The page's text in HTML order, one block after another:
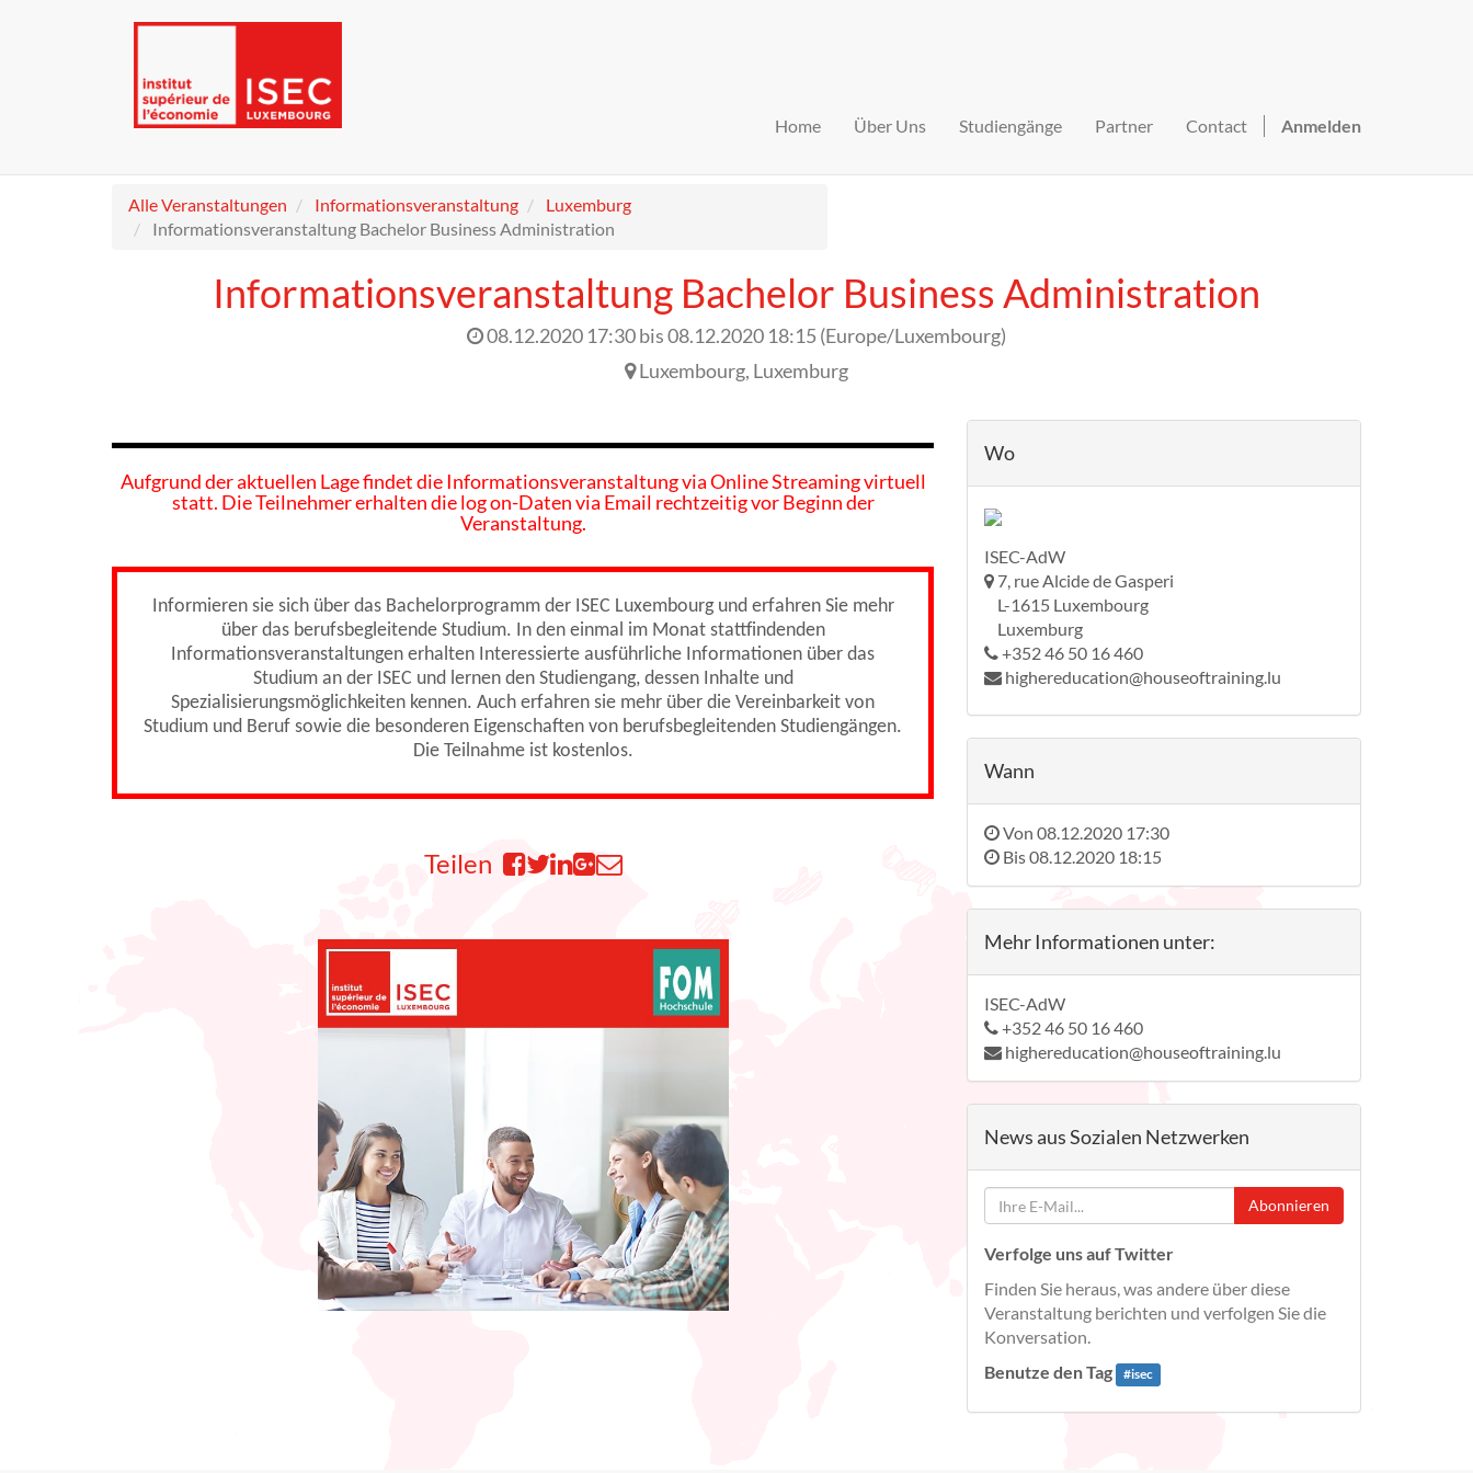
Home Über Uns Studiengänge Partner Contact Anmelden
Alle Veranstaltungen Informationsveranstaltung
Luxemburg
Informationsveranstaltung Bachelor Business Administration
Informationsveranstaltung Bachelor Business Administration
08.12.2020 17:30bis08.12.2020 18:15(Europe/Luxembourg)
Luxembourg, Luxemburg
Aufgrund der aktuellen Lage findet die Informationsveranstaltung via Online Streaming virtuell
statt. Die Teilnehmer erhalten die log on-Daten via Email rechtzeitig vor Beginn der
Veranstaltung.
Informieren sie sich über das Bachelorprogramm der ISEC Luxembourg und erfahren Sie mehr
über das berufsbegleitende Studium. In den einmal im Monat stattfindenden
Informationsveranstaltungen erhalten Interessierte ausführliche Informationen über das
Studium an der ISEC und lernen den Studiengang, dessen Inhalte und
Spezialisierungsmöglichkeiten kennen. Auch erfahren sie mehr über die Vereinbarkeit von
Studium und Beruf sowie die besonderen Eigenschaften von berufsbegleitenden Studiengängen.
Die Teilnahme ist kostenlos.
Teilen
Wo
ISEC-AdW
7, rue Alcide de Gasperi
L-1615 Luxembourg
Luxemburg
+352 46 50 16 460
highereducation@houseoftraining.lu
Wann
Von 08.12.2020 17:30
Bis08.12.2020 18:15
Mehr Informationen unter:
ISEC-AdW
+352 46 50 16 460
highereducation@houseoftraining.lu
News aus Sozialen Netzwerken
Abonnieren
Verfolge uns auf Twitter
Finden Sie heraus, was andere über diese
Veranstaltung berichten und verfolgen Sie die
Konversation.
Benutze den Tag
#isec